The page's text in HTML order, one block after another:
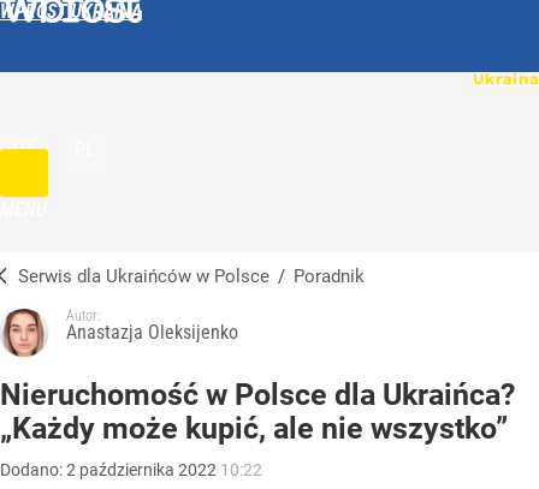
WPROST UKRAINA
UA
Serwis dla Ukraińców w Polsce / Poradnik
Autor:
Anastazja Oleksijenko
Nieruchomość w Polsce dla Ukraińca?
„Każdy może kupić, ale nie wszystko”
Dodano:2 października 2022 10:22